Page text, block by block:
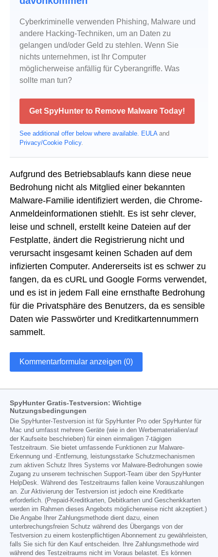
Cyberkriminelle verwenden Phishing, Malware und
andere Hacking-Techniken, um an Daten zu
gelangen und/oder Geld zu stehlen. Wenn Sie
nichts unternehmen, ist Ihr Computer
möglicherweise anfällig für Cyberangriffe. Was
sollte man tun?
Get SpyHunter to Remove Malware Today!
See additional offer below where available. EULAand
Privacy/Cookie Policy.
Aufgrund des Betriebsablaufs kann diese neue
Bedrohung nicht als Mitglied einer bekannten
Malware-Familie identifiziert werden, die Chrome-
Anmeldeinformationen stiehlt. Es ist sehr clever,
leise und schnell, erstellt keine Dateien auf der
Festplatte, ändert die Registrierung nicht und
verursacht insgesamt keinen Schaden auf dem
infizierten Computer. Andererseits ist es schwer zu
fangen, da es cURL und Google Forms verwendet,
und es ist in jedem Fall eine ernsthafte Bedrohung
für die Privatsphäre des Benutzers, da es sensible
Daten wie Passwörter und Kreditkartennummern
sammelt.
Kommentarformular anzeigen (0)
SpyHunter Gratis-Testversion: Wichtige
Nutzungsbedingungen
Die SpyHunter-Testversion ist für SpyHunter Pro oder SpyHunter für
Mac und umfasst mehrere Geräte (wie in den Werbematerialien/auf
der Kaufseite beschrieben) für einen einmaligen 7-tägigen
Testzeitraum. Sie bietet umfassende Funktionen zur Malware-
Erkennung und -Entfernung, leistungsstarke Schutzmechanismen
zum aktiven Schutz Ihres Systems vor Malware-Bedrohungen sowie
Zugang zu unserem technischen Support-Team über den SpyHunter
HelpDesk. Während des Testzeitraums fallen keine Vorauszahlungen
an. Zur Aktivierung der Testversion ist jedoch eine Kreditkarte
erforderlich. (Prepaid-Kreditkarten, Debitkarten und Geschenkkarten
werden im Rahmen dieses Angebots möglicherweise nicht akzeptiert.)
Die Angabe Ihrer Zahlungsmethode dient dazu, einen
unterbrechungsfreien Schutz während des Übergangs von der
Testversion zu einem kostenpflichtigen Abonnement zu gewährleisten,
falls Sie sich für den Kauf entscheiden. Ihre Zahlungsmethode wird
während des Testzeitraums nicht im Voraus belastet. Es können